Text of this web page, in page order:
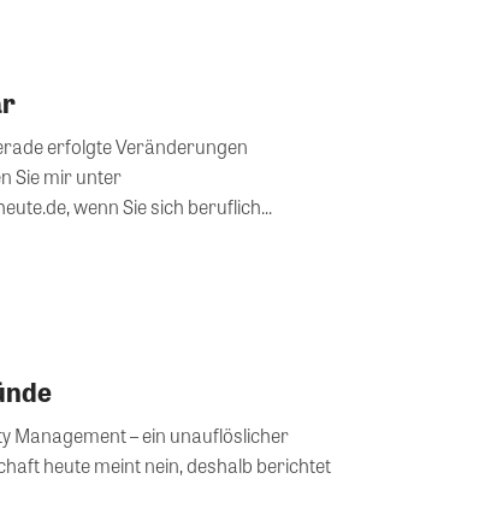
erfolgte Veränderungen
Sie mir unter
wenn Sie sich beruflich...
Management – ein unauflöslicher
nein, deshalb berichtet